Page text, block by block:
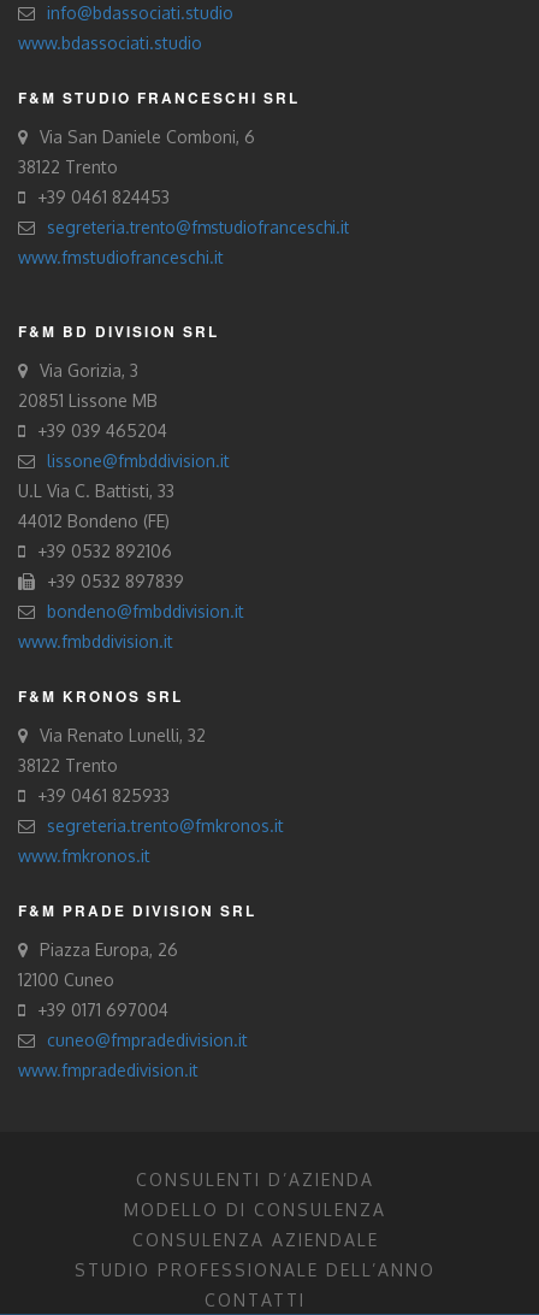
info@bdassociati.studio
www.bdassociati.studio
F&M STUDIO FRANCESCHI SRL
Via San Daniele Comboni, 6
38122 Trento
+39 0461 824453
segreteria.trento@fmstudiofranceschi.it
www.fmstudiofranceschi.it
F&M BD DIVISION SRL
Via Gorizia, 3
20851 Lissone MB
+39 039 465204
lissone@fmbddivision.it
U.L Via C. Battisti, 33
44012 Bondeno (FE)
+39 0532 892106
+39 0532 897839
bondeno@fmbddivision.it
www.fmbddivision.it
F&M KRONOS SRL
Via Renato Lunelli, 32
38122 Trento
+39 0461 825933
segreteria.trento@fmkronos.it
www.fmkronos.it
F&M PRADE DIVISION SRL
Piazza Europa, 26
12100 Cuneo
+39 0171 697004
cuneo@fmpradedivision.it
www.fmpradedivision.it
CONSULENTI D’AZIENDA
MODELLO DI CONSULENZA
CONSULENZA AZIENDALE
STUDIO PROFESSIONALE DELL’ANNO
CONTATTI